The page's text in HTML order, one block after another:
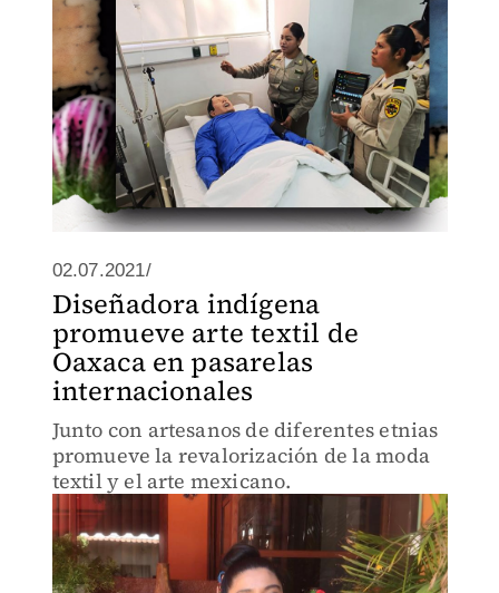
02.07.2021/
Diseñadora indígena
promueve arte textil de
Oaxaca en pasarelas
internacionales
Junto con artesanos de diferentes etnias
promueve la revalorización de la moda
textil y el arte mexicano.